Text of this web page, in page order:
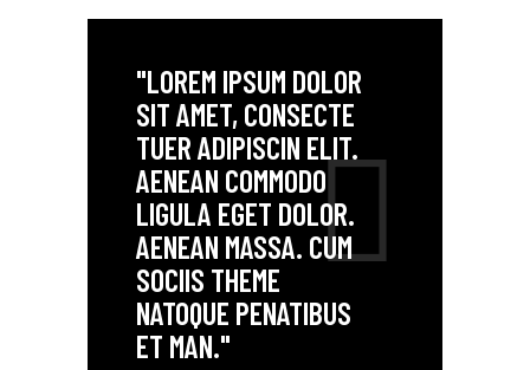
"LOREM IPSUM DOLOR
SIT AMET, CONSECTE
TUER ADIPISCIN ELIT.
AENEAN COMMODO
LIGULA EGET DOLOR.
AENEAN MASSA. CUM
SOCIIS THEME
NATOQUE PENATIBUS
ET MAN."